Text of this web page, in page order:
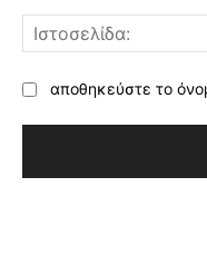
αποθηκεύστε το